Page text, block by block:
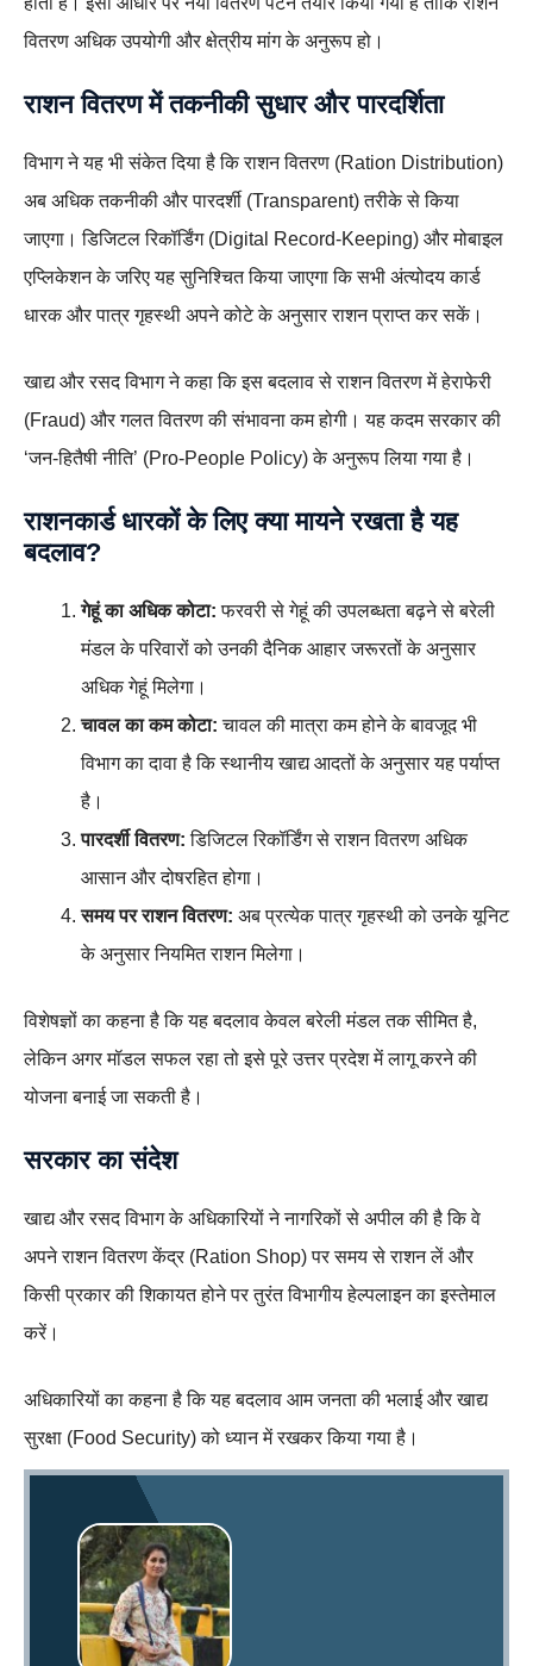
वितरण अधिक उपयोगी और क्षेत्रीय मांग के अनुरूप हो।
राशन वितरण में तकनीकी सुधार और पारदर्शिता
विभाग ने यह भी संकेत दिया है कि राशन वितरण (Ration Distribution)
अब अधिक तकनीकी और पारदर्शी (Transparent) तरीके से किया
जाएगा। डिजिटल रिकॉर्डिंग (Digital Record-Keeping) और मोबाइल
एप्लिकेशन के जरिए यह सुनिश्चित किया जाएगा कि सभी अंत्योदय कार्ड
धारक और पात्र गृहस्थी अपने कोटे के अनुसार राशन प्राप्त कर सकें।
खाद्य और रसद विभाग ने कहा कि इस बदलाव से राशन वितरण में हेराफेरी
(Fraud) और गलत वितरण की संभावना कम होगी। यह कदम सरकार की
‘जन-हितैषी नीति’ (Pro-People Policy) के अनुरूप लिया गया है।
राशनकार्ड धारकों के लिए क्या मायने रखता है यह
बदलाव?
गेहूं का अधिक कोटा: फरवरी से गेहूं की उपलब्धता बढ़ने से बरेली
मंडल के परिवारों को उनकी दैनिक आहार जरूरतों के अनुसार
अधिक गेहूं मिलेगा।
चावल का कम कोटा: चावल की मात्रा कम होने के बावजूद भी
विभाग का दावा है कि स्थानीय खाद्य आदतों के अनुसार यह पर्याप्त
है।
पारदर्शी वितरण: डिजिटल रिकॉर्डिंग से राशन वितरण अधिक
आसान और दोषरहित होगा।
समय पर राशन वितरण: अब प्रत्येक पात्र गृहस्थी को उनके यूनिट
के अनुसार नियमित राशन मिलेगा।
विशेषज्ञों का कहना है कि यह बदलाव केवल बरेली मंडल तक सीमित है,
लेकिन अगर मॉडल सफल रहा तो इसे पूरे उत्तर प्रदेश में लागू करने की
योजना बनाई जा सकती है।
सरकार का संदेश
खाद्य और रसद विभाग के अधिकारियों ने नागरिकों से अपील की है कि वे
अपने राशन वितरण केंद्र (Ration Shop) पर समय से राशन लें और
किसी प्रकार की शिकायत होने पर तुरंत विभागीय हेल्पलाइन का इस्तेमाल
करें।
अधिकारियों का कहना है कि यह बदलाव आम जनता की भलाई और खाद्य
सुरक्षा (Food Security) को ध्यान में रखकर किया गया है।